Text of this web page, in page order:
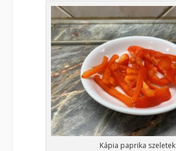
Kápia paprika szeletek